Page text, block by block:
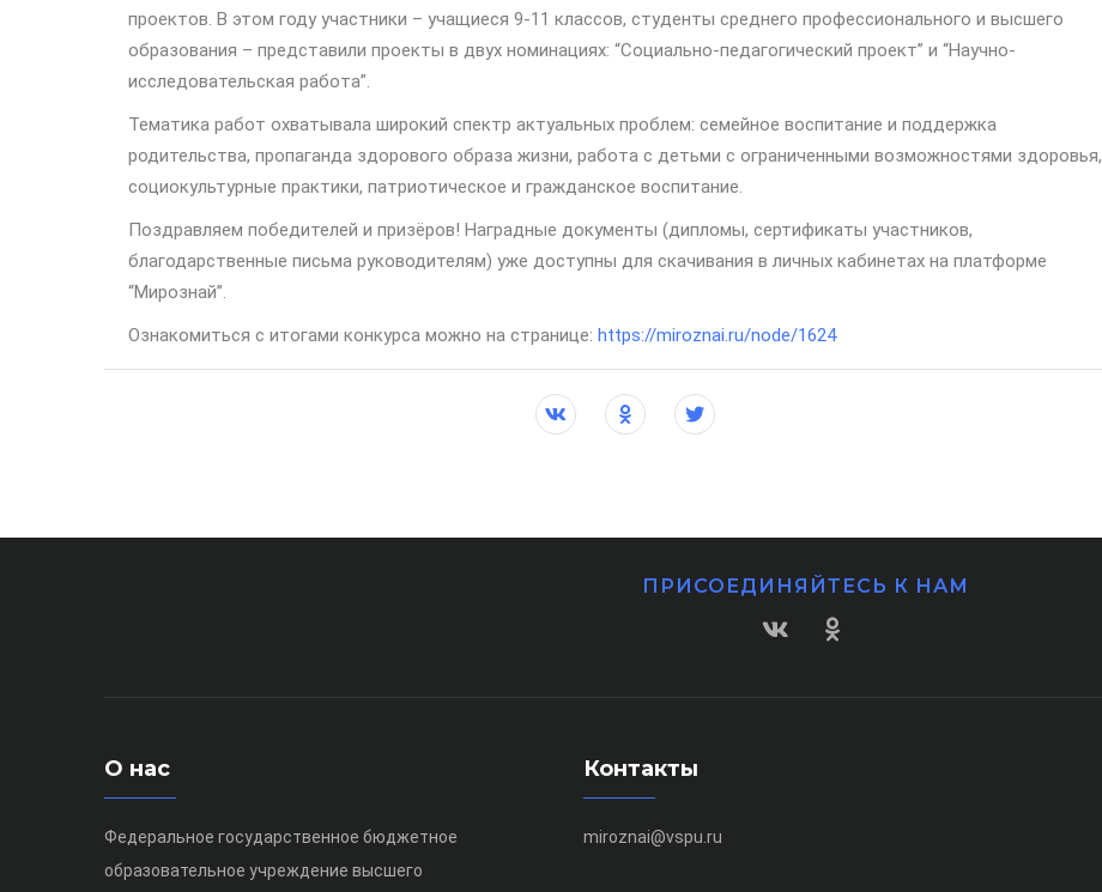
проектов. В этом году участники – учащиеся 9-11 классов, студенты среднего профессионального и высшего
образования – представили проекты в двух номинациях: “Социально-педагогический проект” и “Научно-
исследовательская работа”.
Тематика работ охватывала широкий спектр актуальных проблем: семейное воспитание и поддержка
родительства, пропаганда здорового образа жизни, работа с детьми с ограниченными возможностями здоровья,
социокультурные практики, патриотическое и гражданское воспитание.
Поздравляем победителей и призёров! Наградные документы (дипломы, сертификаты участников,
благодарственные письма руководителям) уже доступны для скачивания в личных кабинетах на платформе
“Мирознай”.
Ознакомиться с итогами конкурса можно на странице: https://miroznai.ru/node/1624
ПРИСОЕДИНЯЙТЕСЬ К НАМ
О нас
Федеральное государственное бюджетное
образовательное учреждение высшего
Контакты
miroznai@vspu.ru